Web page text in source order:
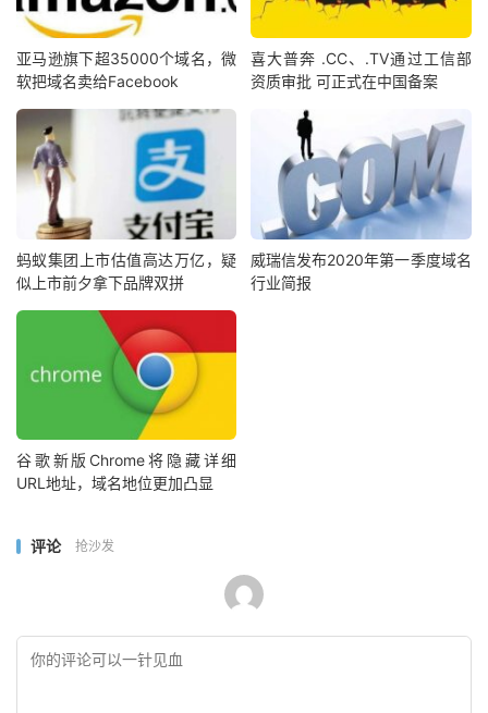
亚马逊旗下超35000个域名，微
软把域名卖给Facebook
喜大普奔 .CC、.TV通过工信部
资质审批 可正式在中国备案
蚂蚁集团上市估值高达万亿，疑
似上市前夕拿下品牌双拼
威瑞信发布2020年第一季度域名
行业简报
谷歌新版Chrome将隐藏详细
URL地址，域名地位更加凸显
评论 抢沙发